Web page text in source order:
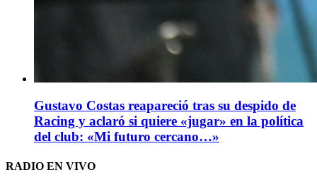
Gustavo Costas reapareció tras su despido de
Racing y aclaró si quiere «jugar» en la política
del club: «Mi futuro cercano…»
RADIO EN VIVO